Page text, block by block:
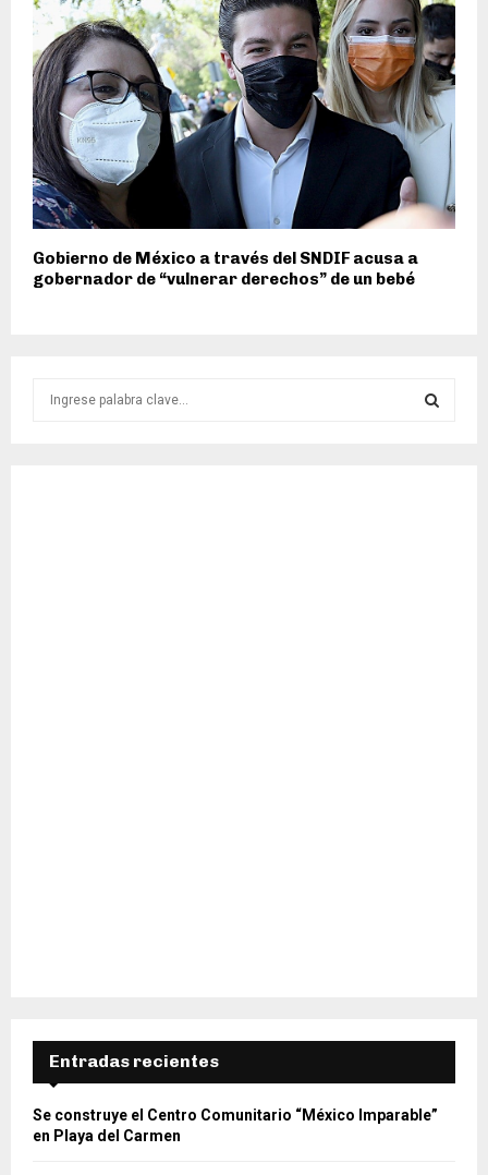
Gobierno de México a través del SNDIF acusa a
gobernador de “vulnerar derechos” de un bebé
Entradas recientes
Se construye el Centro Comunitario “México Imparable”
en Playa del Carmen